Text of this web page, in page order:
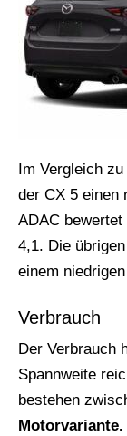
Im Vergleich
der CX 5 einen
ADAC
4,1. Die
einem
Verbrauch
Der Verbrauch
Spannweite
bestehen
Motorvariante.